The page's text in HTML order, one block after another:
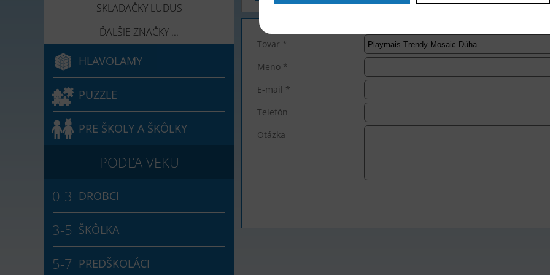
SKLADAČKY LUDUS
ĎALŠIE ZNAČKY ...
HLAVOLAMY
PUZZLE
PRE ŠKOLY A ŠKÔLKY
DROBCI
ŠKÔLKA
PREDŠKOLÁCI
Tovar *
Meno *
E-mail *
Telefón
Otázka